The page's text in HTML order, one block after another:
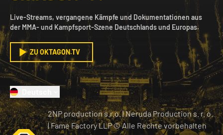
Live-Streams, vergangene Kämpfe und Dokumentationen aus
der MMA- und Kampfsport-Szene Deutschlands und Europas.
ZU OKTAGON.TV
2NP production s.r.o.|Neruda Production s. r. o.
| Fame Factory LLP © Alle Rechte vorbehalten